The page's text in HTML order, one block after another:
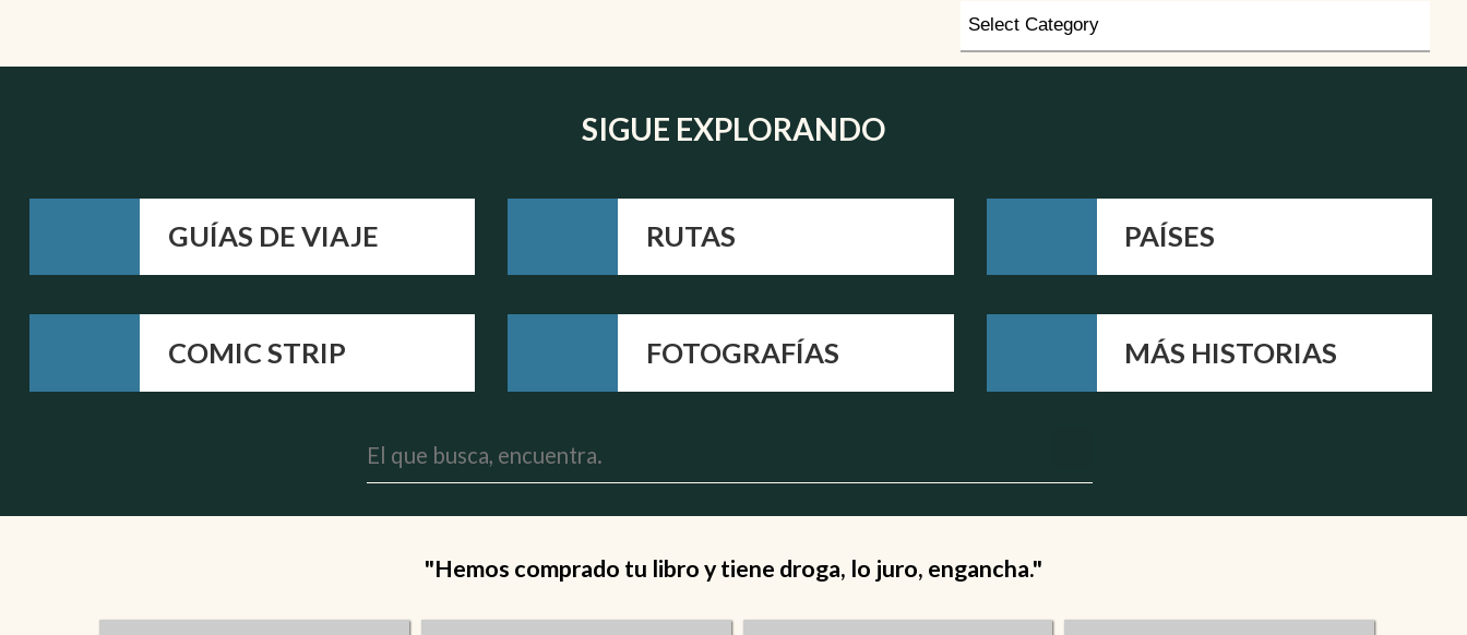
SIGUE EXPLORANDO
GUÍAS DE VIAJE RUTAS PAÍSES
COMIC STRIP FOTOGRAFÍAS MÁS HISTORIAS
"Hemos comprado tu libro y tiene droga, lo juro, engancha."